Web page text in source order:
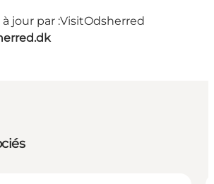
jour par :VisitOdsherred